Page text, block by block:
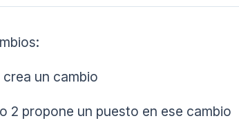
crea un cambio
2 propone un puesto en ese cambio